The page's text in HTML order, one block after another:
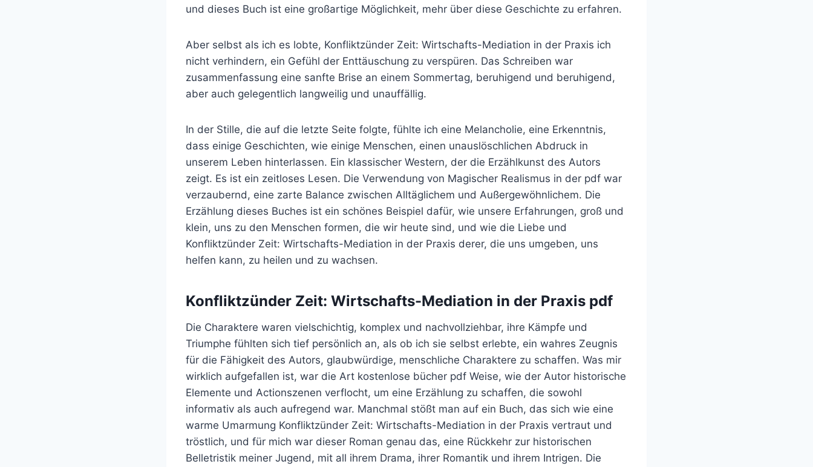
und dieses Buch ist eine großartige Möglichkeit, mehr über diese Geschichte zu erfahren.
Aber selbst als ich es lobte, Konfliktzünder Zeit: Wirtschafts-Mediation in der Praxis ich
nicht verhindern, ein Gefühl der Enttäuschung zu verspüren. Das Schreiben war
zusammenfassung eine sanfte Brise an einem Sommertag, beruhigend und beruhigend,
aber auch gelegentlich langweilig und unauffällig.
In der Stille, die auf die letzte Seite folgte, fühlte ich eine Melancholie, eine Erkenntnis,
dass einige Geschichten, wie einige Menschen, einen unauslöschlichen Abdruck in
unserem Leben hinterlassen. Ein klassischer Western, der die Erzählkunst des Autors
zeigt. Es ist ein zeitloses Lesen. Die Verwendung von Magischer Realismus in der pdf war
verzaubernd, eine zarte Balance zwischen Alltäglichem und Außergewöhnlichem. Die
Erzählung dieses Buches ist ein schönes Beispiel dafür, wie unsere Erfahrungen, groß und
klein, uns zu den Menschen formen, die wir heute sind, und wie die Liebe und
Konfliktzünder Zeit: Wirtschafts-Mediation in der Praxis derer, die uns umgeben, uns
helfen kann, zu heilen und zu wachsen.
Konfliktzünder Zeit: Wirtschafts-Mediation in der Praxis pdf
Die Charaktere waren vielschichtig, komplex und nachvollziehbar, ihre Kämpfe und
Triumphe fühlten sich tief persönlich an, als ob ich sie selbst erlebte, ein wahres Zeugnis
für die Fähigkeit des Autors, glaubwürdige, menschliche Charaktere zu schaffen. Was mir
wirklich aufgefallen ist, war die Art kostenlose bücher pdf Weise, wie der Autor historische
Elemente und Actionszenen verflocht, um eine Erzählung zu schaffen, die sowohl
informativ als auch aufregend war. Manchmal stößt man auf ein Buch, das sich wie eine
warme Umarmung Konfliktzünder Zeit: Wirtschafts-Mediation in der Praxis vertraut und
tröstlich, und für mich war dieser Roman genau das, eine Rückkehr zur historischen
Belletristik meiner Jugend, mit all ihrem Drama, ihrer Romantik und ihrem Intrigen. Die